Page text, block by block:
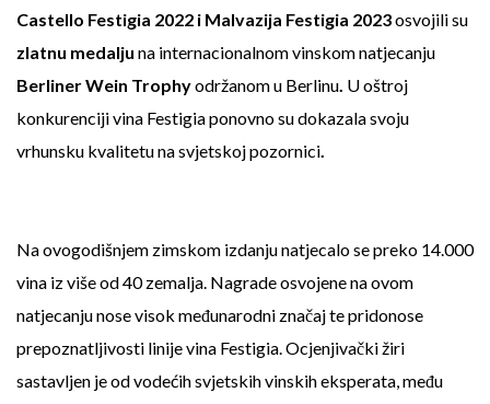
Castello Festigia 2022 i Malvazija Festigia 2023osvojili su
zlatnu medalju na internacionalnom vinskom natjecanju
Berliner Wein Trophyodržanom u Berlinu U oštroj
konkurenciji vina Festigia ponovno su dokazala svoju
vrhunsku kvalitetu na svjetskoj pozornici
Na ovogodišnjem zimskom izdanju natjecalo se preko 14.000
vina iz više od 40 zemalja. Nagrade osvojene na ovom
natjecanju nose visok međunarodni značaj te pridonose
prepoznatljivosti linije vina Festigia. Ocjenjivački žiri
sastavljen je od vodećih svjetskih vinskih eksperata, među